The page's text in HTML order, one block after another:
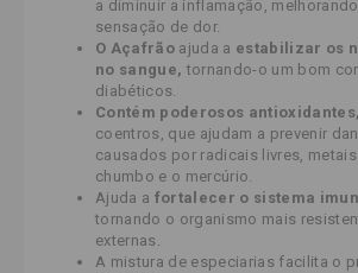
a diminuir a inflamação,
sensação de dor.
O Açafrão ajuda a estabilizar os
no sangue,tornando-o um bom
diabéticos.
Contém poderosos antioxidantes,
coentros, que ajudam a prevenir
causados por radicais livres,
chumbo e o mercúrio.
Ajuda a fortalecer o sistema
tornando o organismo mais
externas.
A mistura de especiarias facilita o